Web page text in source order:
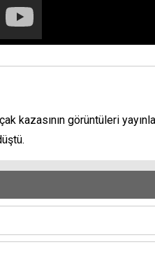
kazasının görüntüleri